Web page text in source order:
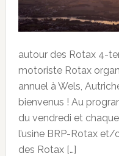
autour des Rotax 4-
motoriste Rotax
annuel à Wels,
bienvenus ! Au
du vendredi et
l’usine BRP-Rotax
des Rotax […]